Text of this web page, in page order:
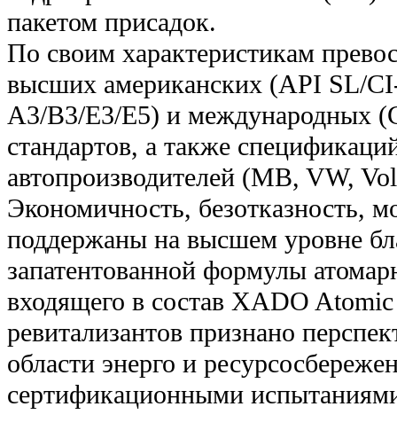
пакетом присадок.
По своим характеристикам
высших американских (API SL/
A3/В3/Е3/E5) и международных
стандартов, а также
автопроизводителей (MB, VW,
Экономичность, безотказность,
поддержаны на высшем уровне
запатентованной формулы
входящего в состав XADO
ревитализантов признано
области энерго и
сертификационными